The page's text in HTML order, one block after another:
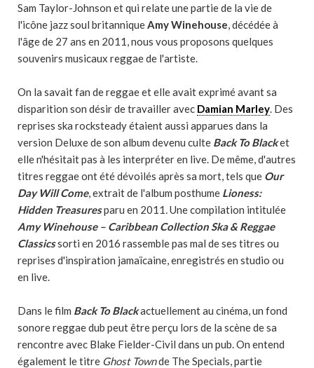
Sam Taylor-Johnson et qui relate une partie de la vie de
l'icône jazz soul britanniqueAmy Winehouse, décédée à
l'âge de 27 ans en 2011, nous vous proposons quelques
souvenirs musicaux reggae de l'artiste.
On la savait fan de reggae et elle avait exprimé avant sa
disparition son désir de travailler avec Damian Marley. Des
reprises ska rocksteady étaient aussi apparues dans la
version Deluxe de son album devenu culte Back To Blacket
elle n'hésitait pas à les interpréter en live. De même, d'autres
titres reggae ont été dévoilés après sa mort, tels que Our
Day Will Come, extrait de l'album posthume Lioness:
Hidden Treasuresparu en 2011.Une compilation intitulée
Amy Winehouse – Caribbean Collection Ska & Reggae
Classicssorti en 2016 rassemble pas mal de ses titres ou
reprises d'inspiration jamaïcaine, enregistrés en studio ou
en live.
Dans le film Back To Blackactuellement au cinéma, un fond
sonore reggae dub peut être perçu lors de la scène de sa
rencontre avec Blake Fielder-Civil dans un pub. On entend
également le titre Ghost Townde The Specials, partie